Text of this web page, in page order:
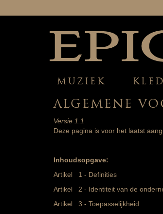
MUZIEK
ALGEMENE
Versie 1.1
Deze pagina is voor het laatst
Inhoudsopgave:
Artikel 1 - Definities
Artikel 2 - Identiteit van de
Artikel 3 - Toepasselijkheid